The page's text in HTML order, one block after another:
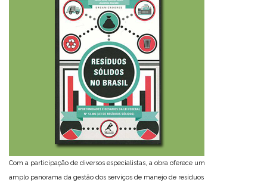
Com a participação de diversos especialistas, a obra oferece um
amplo panorama da gestão dos serviços de manejo de resíduos